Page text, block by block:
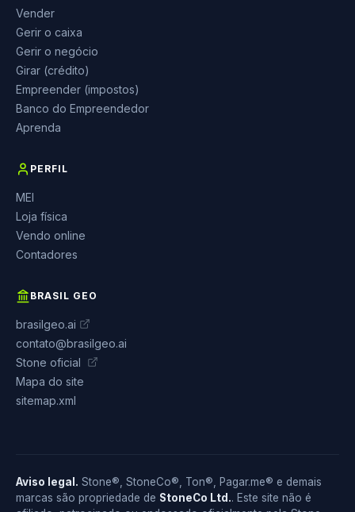
Vender
Gerir o caixa
Gerir o negócio
Girar (crédito)
Empreender (impostos)
Banco do Empreendedor
Aprenda
PERFIL
MEI
Loja física
Vendo online
Contadores
BRASIL GEO
brasilgeo.ai
contato@brasilgeo.ai
Stone oficial
Mapa do site
sitemap.xml
Aviso legal. Stone®, StoneCo®, Ton®, Pagar.me® e demais
marcas são propriedade de StoneCo Ltd.. Este site não é